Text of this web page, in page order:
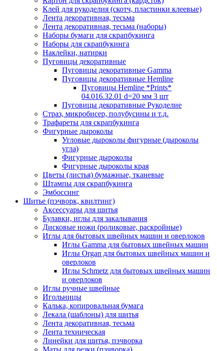
Клей для рукоделия (скотч, пластинки клеевые)
Лента декоративная, тесьма
Лента декоративная, тесьма (наборы)
Наборы бумаги для скрапбукинга
Наборы для скрапбукинга
Наклейки, натирки
Пуговицы декоративные
Пуговицы декоративные Gamma
Пуговицы декоративные Hemline
Пуговицы Hemline *Prints*
04.016.32.01 d=20 мм 3 шт
Пуговицы декоративные Рукоделие
Страз, микробисер, полубусины и т.д.
Трафареты для скрапбукинга
Фигурные дыроколы
Угловые дыроколы фигурные (дыроколы
угла)
Фигурные дыроколы
Фигурные дыроколы края
Цветы (листья) бумажные, тканевые
Штампы для скрапбукинга
Эмбоссинг
Шитье (пэчворк, квилтинг)
Аксессуары для шитья
Булавки, иглы для закалывания
Дисковые ножи (роликовые, раскройные)
Иглы для бытовых швейных машин и оверлоков
Иглы Gamma для бытовых швейных машин
Иглы Organ для бытовых швейных машин и
оверлоков
Иглы Schmetz для бытовых швейных машин
и оверлоков
Иглы ручные швейные
Игольницы
Калька, копировальная бумага
Лекала (шаблоны) для шитья
Лента декоративная, тесьма
Лента техническая
Линейки для шитья, пэчворка
Маты для резки (пэчворка)